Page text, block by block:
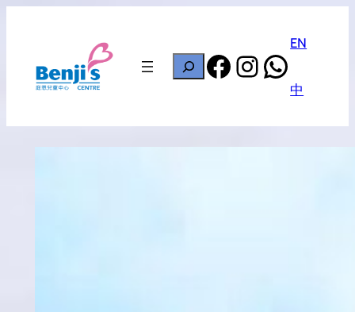
搜
尋
Facebook
Instagram
EN
中